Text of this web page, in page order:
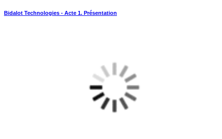
Bidalot Technologies - Acte 1. Présentation